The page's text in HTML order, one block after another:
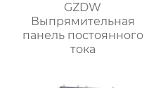
GZDW
Выпрямительная
панель постоянного
тока